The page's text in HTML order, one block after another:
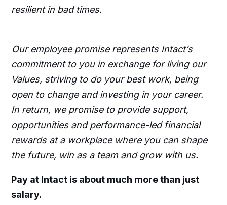
resilient in bad times.
Our employee promise represents Intact’s
commitment to you in exchange for living our
Values, striving to do your best work, being
open to change and investing in your career.
In return, we promise to provide support,
opportunities and performance-led financial
rewards at a workplace where you can shape
the future, win as a team and grow with us.
Pay at Intact is about much more than just
salary.